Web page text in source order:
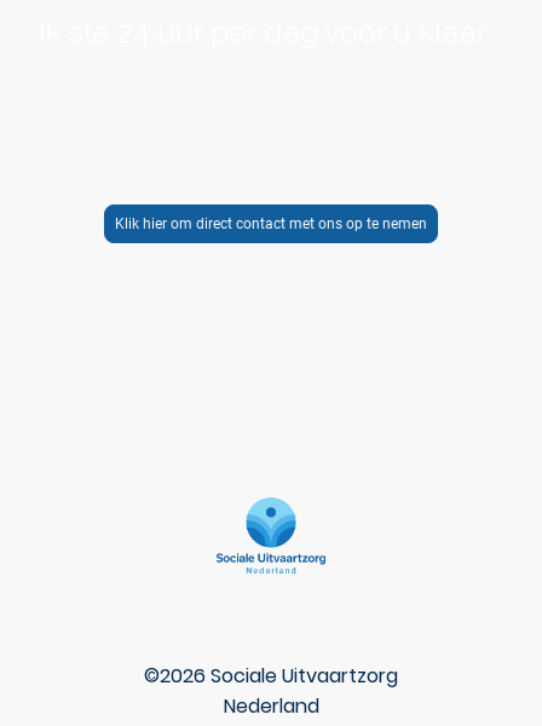
Klik hier om direct contact met ons op te nemen
©2026 Sociale Uitvaartzorg
Nederland